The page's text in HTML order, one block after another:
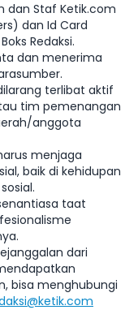
dan Staf Ketik.com
dan Id Card
Redaksi.
dan menerima
terlibat aktif
tim pemenangan
anggota
menjaga
baik di kehidupan
taat
dari
bisa menghubungi